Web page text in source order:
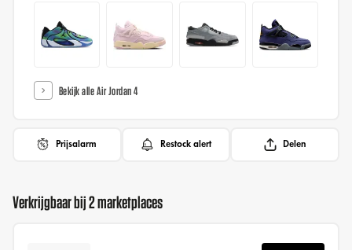
Bekijk alle Air Jordan 4
Prijsalarm Restock alert Delen
Verkrijgbaar bij 2 marketplaces